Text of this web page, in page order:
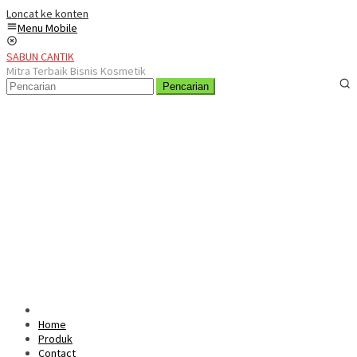
Loncat ke konten
Menu Mobile
SABUN CANTIK
Mitra Terbaik Bisnis Kosmetik
Pencarian
Home
Produk
Contact